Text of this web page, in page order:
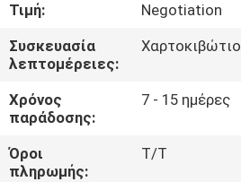
ΜΑΣ
ΕΛΆΤΕ
ΕΠΑΦΉ
ΜΕ
Τιμή:
Negotiation
Συσκευασία
λεπτομέρειες:
Χαρτοκιβώτιο
Χρόνος
παράδοσης:
7 - 15 ημέρες
Όροι
πληρωμής:
T/T